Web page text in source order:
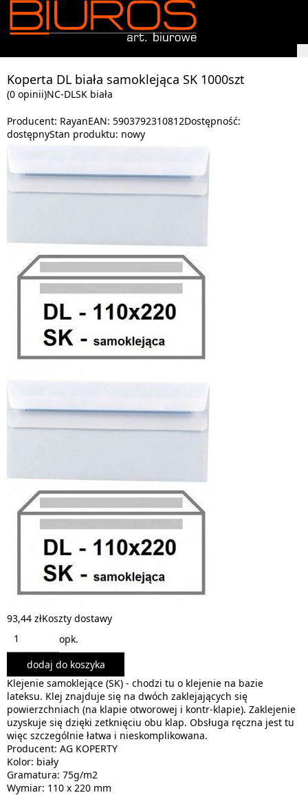
Koperta DL biała samoklejąca SK 1000szt
(0 opinii)NC-DLSK biała
Producent: RayanEAN: 5903792310812Dostępność:
dostępnyStan produktu: nowy
93,44 złKoszty dostawy
opk.
dodaj do koszyka
Klejenie samoklejące (SK) - chodzi tu o klejenie na bazie
lateksu. Klej znajduje się na dwóch zaklejających się
powierzchniach (na klapie otworowej i kontr-klapie). Zaklejenie
uzyskuje się dzięki zetknięciu obu klap. Obsługa ręczna jest tu
więc szczególnie łatwa i nieskomplikowana.
Producent: AG KOPERTY
Kolor: biały
Gramatura: 75g/m2
Wymiar: 110 x 220 mm